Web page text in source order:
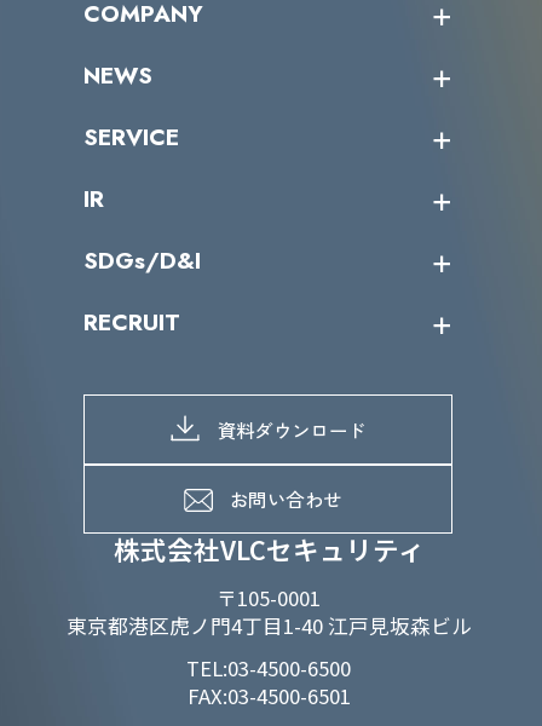
株式会社VLCセキュリティ
〒105-0001
東京都港区虎ノ門4丁目1-40 江戸見坂森ビル
TEL:03-4500-6500
FAX:03-4500-6501
受講者の声
COMPANY
トップメッセージ
ミッション／ビジョン
パートナー企業一覧
NEWS
サイバーニュース
SERVICE
カテゴリー別サービス一覧
IR
IRカレンダー
IRライブラリー
よくあるご質問
SDGs/D&I
当グループのマテリアリティ
SDGs推進体制
D&Iの取り組み
RECRUIT
募集職種一覧
メッセージ
メンバーインタビュー
資料ダウンロード
お問い合わせ